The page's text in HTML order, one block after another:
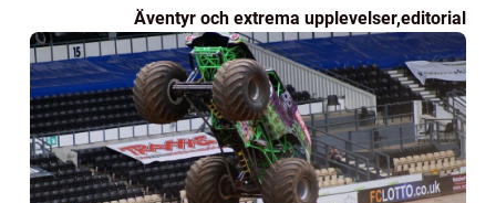
Äventyr och extrema upplevelser,editorial